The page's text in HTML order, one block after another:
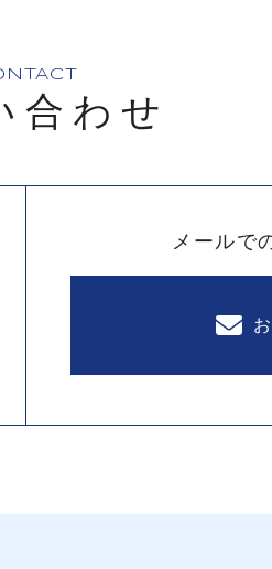
合わせ
メールで